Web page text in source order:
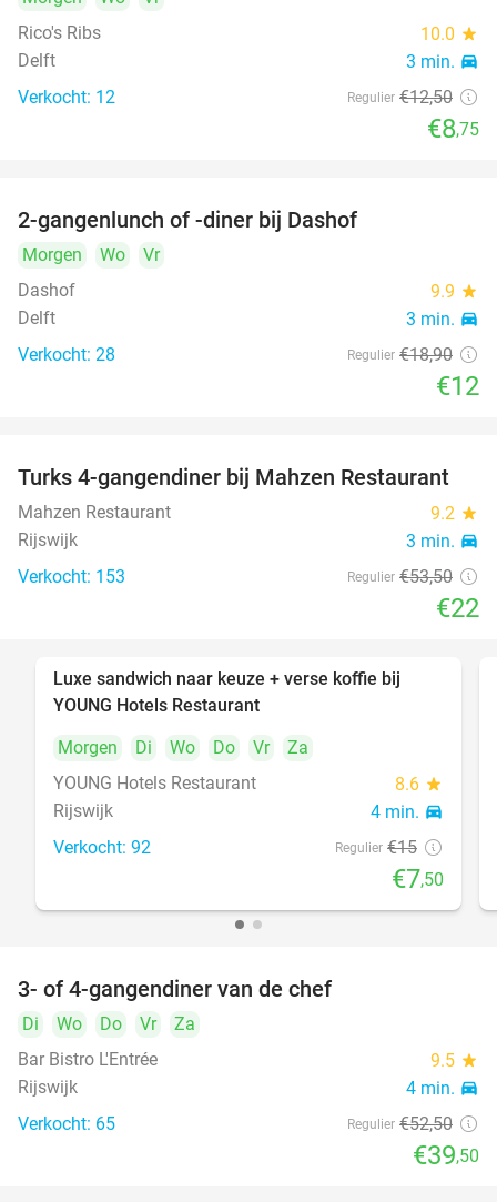
Rico's Ribs
10.0 star
Delft 3 min. directions_car
Verkocht: 12 Regulier €12,50
€8,75
2-gangenlunch of -diner bij Dashof
Morgen Wo
Vr
Dashof
9.9 star
Delft 3 min. directions_car
Verkocht: 28 Regulier €18,90
€12
59%
Turks 4-gangendiner bij Mahzen Restaurant
Mahzen Restaurant 9.2 star
Rijswijk 3 min. directions_car
Verkocht: 153 Regulier €53,50
€22
Luxe sandwich naar keuze + verse koffie bij
YOUNG Hotels Restaurant
Morgen
Di Wo Do Vr
Za
YOUNG Hotels Restaurant
8.6 star
Rijswijk 4 min. directions_car
Verkocht: 92 Regulier €15
€7,50
3- of 4-gangendiner van de chef
Di Wo Do Vr
Za
Bar Bistro L'Entrée
9.5 star
Rijswijk 4 min. directions_car
Verkocht: 65 Regulier €52,50
€39,50